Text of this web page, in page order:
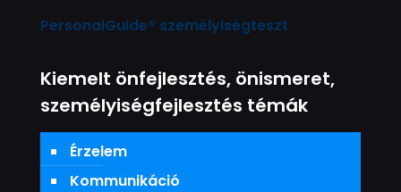
PersonalGuide® személyiségteszt
Kiemelt önfejlesztés, önismeret,
személyiségfejlesztés témák
Érzelem
Kommunikáció